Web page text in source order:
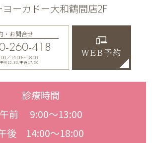
ヨーカドー大和鶴間店2F
・お問合せ
260-418
／14:00〜18:00
前12:30/午後17:30
WEB予約
診療時間
午前 9:00〜13:00
後 14:00〜18:00